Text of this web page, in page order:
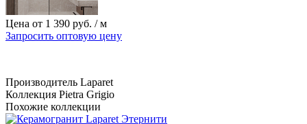
Цена от 1 390 руб. / м
Запросить оптовую цену
Производитель Laparet
Коллекция Pietra Grigio
Похожие коллекции